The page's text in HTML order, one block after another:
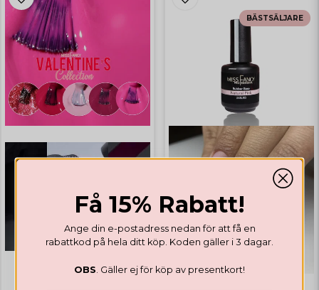
BÄSTSÄLJARE
Få 15% Rabatt!
Ange din e-postadress nedan för att få en
rabattkod på hela ditt köp. Koden gäller i 3 dagar.
OBS . Gäller ej för köp av presentkort!